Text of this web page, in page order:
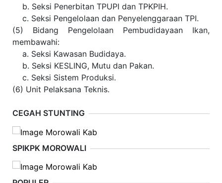
b. Seksi Penerbitan TPUPI dan TPKPIH.
c. Seksi Pengelolaan dan Penyelenggaraan TPI.
(5) Bidang Pengelolaan Pembudidayaan Ikan,
membawahi:
a. Seksi Kawasan Budidaya.
b. Seksi KESLING, Mutu dan Pakan.
c. Seksi Sistem Produksi.
(6) Unit Pelaksana Teknis.
CEGAH STUNTING
SPIKPK MOROWALI